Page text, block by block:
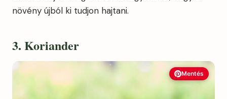
növény újból ki tudjon hajtani.
3. Koriander
Mentés